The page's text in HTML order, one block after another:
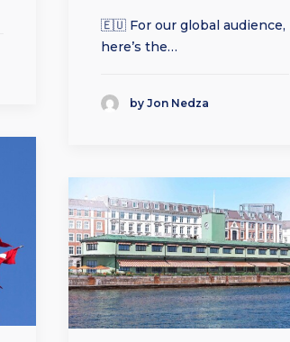
🇪🇺 For our global audience,
here’s the…
by Jon Nedza